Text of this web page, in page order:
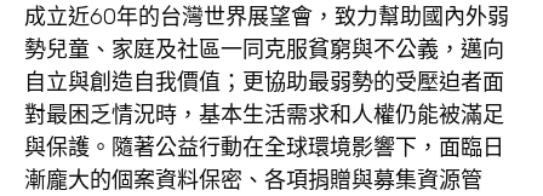
成立近60年的台灣世界展望會，致力幫助國內外弱
勢兒童、家庭及社區一同克服貧窮與不公義，邁向
自立與創造自我價值；更協助最弱勢的受壓迫者面
對最困乏情況時，基本生活需求和人權仍能被滿足
與保護。隨著公益行動在全球環境影響下，面臨日
漸龐大的個案資料保密、各項捐贈與募集資源管